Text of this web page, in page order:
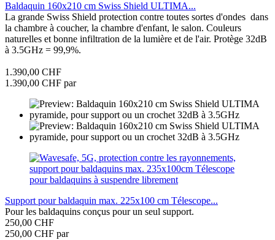
Baldaquin 160x210 cm Swiss Shield ULTIMA...
La grande Swiss Shield protection contre toutes sortes d'ondes dans
la chambre à coucher, la chambre d'enfant, le salon. Couleurs
naturelles et bonne infiltration de la lumière et de l'air. Protège 32dB
à 3.5GHz = 99,9%.
1.390,00 CHF
1.390,00 CHF par
Support pour baldaquin max. 225x100 cm Télescope...
Pour les baldaquins conçus pour un seul support.
250,00 CHF
250,00 CHF par